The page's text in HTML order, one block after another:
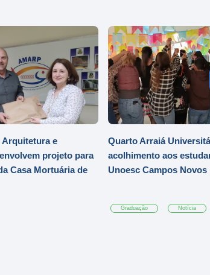
Arquitetura e
projeto para
Casa Mortuária de
Quarto Arraiá
acolhimento aos
Unoesc Campos Novos
Graduação Notícia